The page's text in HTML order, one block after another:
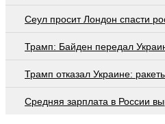
Сеул просит Лондон спасти
Трамп: Байден передал
Трамп отказал Украине:
Средняя зарплата в России